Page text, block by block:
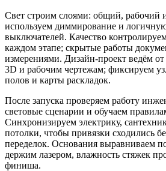
Свет строим слоями: общий, рабочий
используем диммирование и
выключателей. Качество
каждом этапе; скрытые работы
измерениями. Дизайн-проект ведём
3D и рабочим чертежам; фиксируем
полов и карты раскладок.
После запуска проверяем работу
световые сценарии и обучаем
Синхронизируем электрику,
потолки, чтобы привязки сходились
переделок. Основания выравниваем
держим лазером, влажность стяжек
финиша.